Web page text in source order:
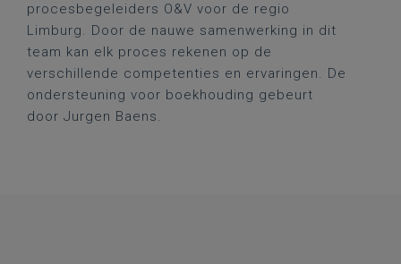
procesbegeleiders O&V voor de regio
Limburg. Door de nauwe samenwerking in dit
team kan elk proces rekenen op de
verschillende competenties en ervaringen. De
ondersteuning voor boekhouding gebeurt
door Jurgen Baens.